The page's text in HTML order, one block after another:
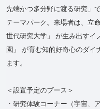
先端かつ多分野に渡る研究」
テーマパーク。来場者は、立
世代研究大学」 が生み出すイ
園」 が育む知的好奇心のダイ
ます。
＜設置予定のブース＞
・研究体験コーナー（宇宙、